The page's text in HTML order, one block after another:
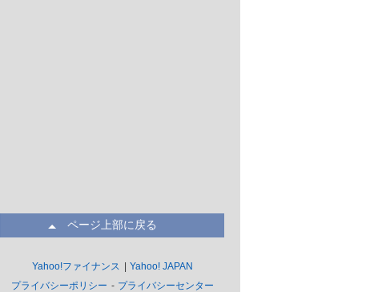
ページ上部に戻る
Yahoo!ファイナンス
Yahoo! JAPAN
プライバシーポリシー
プライバシーセンター